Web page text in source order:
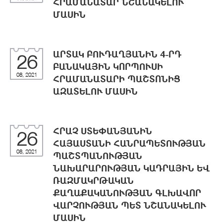
ՄԱՍԻՆ
26
08, 2021
ԱՐՏԱԿ ԲՈՒԴԱՂՅԱՆԻՆ 4-ՐԴ
ԲԱՆԱԿԱՅԻՆ ԿՈՐՊՈՒՍԻ
ՀՐԱՄԱՆԱՏԱՐԻ ՊԱՇՏՈՆԻՑ
ԱԶԱՏԵԼՈՒ ՄԱՍԻՆ
26
08, 2021
ՀՐԱՉ ՍՏԵՓԱՆՅԱՆԻՆ
ՀԱՅԱՍՏԱՆԻ ՀԱՆՐԱՊԵՏՈՒԹՅԱՆ
ՊԱՇՏՊԱՆՈՒԹՅԱՆ
ՆԱԽԱՐԱՐՈՒԹՅԱՆ ԿԱԴՐԱՅԻՆ ԵՎ
ՌԱԶՄԱԿՐԹԱԿԱՆ
ՔԱՂԱՔԱԿԱՆՈՒԹՅԱՆ ԳԼԽԱՎՈՐ
ՎԱՐՉՈՒԹՅԱՆ ՊԵՏ ՆՇԱՆԱԿԵԼՈՒ
ՄԱՍԻՆ